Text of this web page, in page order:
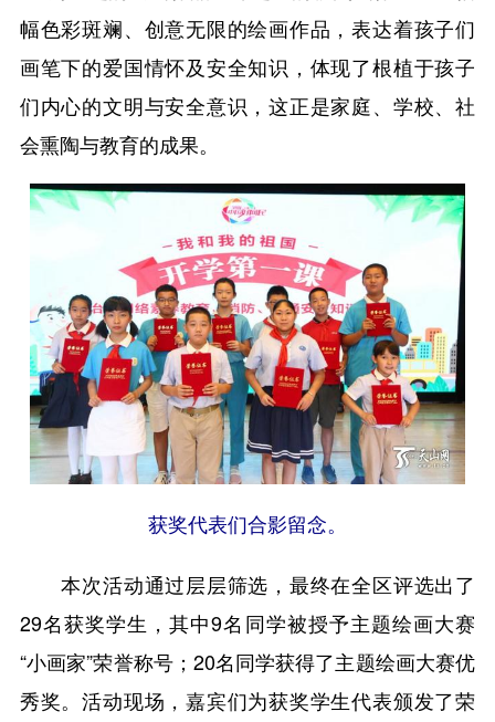
幅色彩斑斓、创意无限的绘画作品，表达着孩子们
画笔下的爱国情怀及安全知识，体现了根植于孩子
们内心的文明与安全意识，这正是家庭、学校、社
会熏陶与教育的成果。
获奖代表们合影留念。
本次活动通过层层筛选，最终在全区评选出了
29名获奖学生，其中9名同学被授予主题绘画大赛
“小画家”荣誉称号；20名同学获得了主题绘画大赛优
秀奖。活动现场，嘉宾们为获奖学生代表颁发了荣